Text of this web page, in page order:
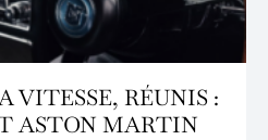
VITESSE, RÉUNIS :
ASTON MARTIN